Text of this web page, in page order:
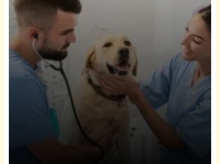
1 janvier 2025